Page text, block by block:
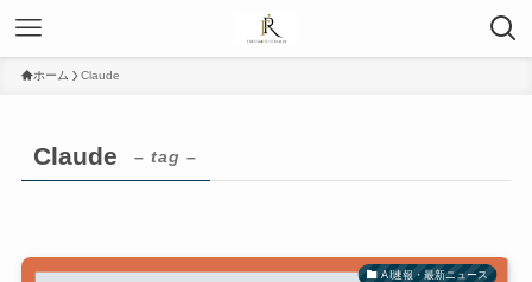
ホーム Claude
Claude – tag –
AI速報・最新ニュース